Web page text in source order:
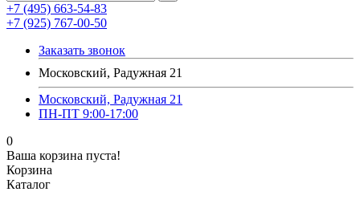
+7 (495) 663-54-83
+7 (925) 767-00-50
Заказать звонок
Московский, Радужная 21
Московский, Радужная 21
ПН-ПТ 9:00-17:00
0
Ваша корзина пуста!
Корзина
Каталог